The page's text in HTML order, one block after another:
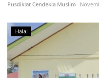
Pusdiklat Cendekia Muslim
Halal